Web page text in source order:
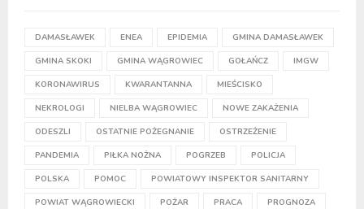
DAMASŁAWEK ENEA EPIDEMIA GMINA DAMASŁAWEK
GMINA SKOKI GMINA WĄGROWIEC GOŁAŃCZ IMGW
KORONAWIRUS KWARANTANNA MIEŚCISKO
NEKROLOGI NIELBA WĄGROWIEC NOWE ZAKAŻENIA
ODESZLI OSTATNIE POŻEGNANIE OSTRZEŻENIE
PANDEMIA PIŁKA NOŻNA POGRZEB POLICJA
POLSKA POMOC POWIATOWY INSPEKTOR SANITARNY
POWIAT WĄGROWIECKI POŻAR PRACA PROGNOZA